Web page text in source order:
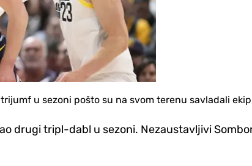
u sezoni pošto su na svom terenu savladali
drugi tripl-dabl u sezoni. Nezaustavljivi